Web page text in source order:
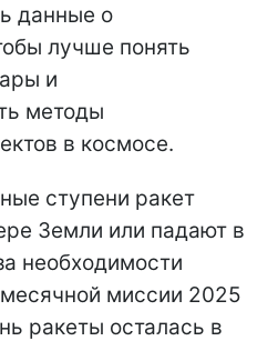
данные о
лучше понять
и
методы
в космосе.
ступени ракет
Земли или падают в
необходимости
миссии 2025
ракеты осталась в